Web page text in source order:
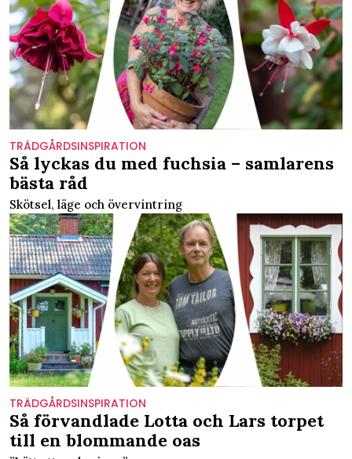
TRÄDGÅRDSINSPIRATION
Så lyckas du med fuchsia – samlarens
bästa råd
Skötsel, läge och övervintring
TRÄDGÅRDSINSPIRATION
Så förvandlade Lotta och Lars torpet
till en blommande oas